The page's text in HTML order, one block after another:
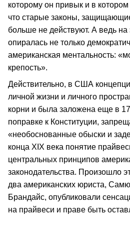
которому он привык и в
что старые законы,
больше не действуют. А ведь на
опиралась не только
американская ментальность:
крепость».
Действительно, в США
личной жизни и личного
корни и была заложена еще в
поправке к Конституции,
«необоснованные обыски и
конца XIX века понятие
центральных принципов
законодательства. Произошло
два американских юриста,
Брандайс, опубликовали
на прайвеси и праве быть